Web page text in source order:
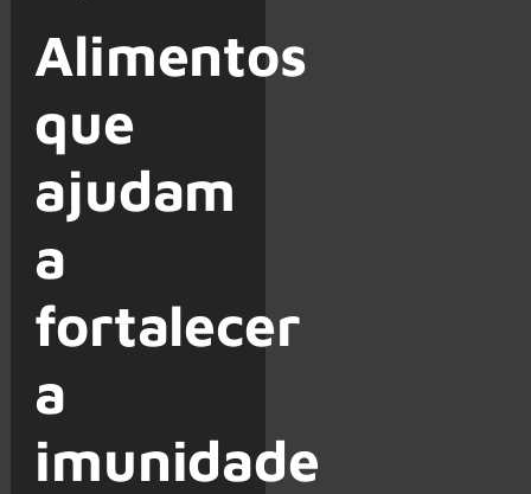
Alimentos
que
ajudam
a
fortalecer
a
imunidade